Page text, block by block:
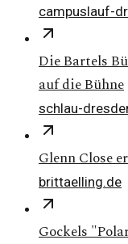
campuslauf-
Die Bartels
auf die Bühne
schlau-
Glenn Close
brittaelling.de
Gockels